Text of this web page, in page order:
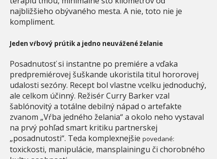
najbližšieho obývaného mesta. A nie, toto nie je
kompliment.
Jeden vŕbový prútik a jedno neuvážené želanie
Posadnutosť si instantne po premiére a vďaka
predpremiérovej šuškande ukoristila titul hororovej
udalosti sezóny. Recept bol vlastne vcelku jednoduchý,
ale celkom účinný. Režisér Curry Barker vzal
šablónovitý a totálne debilný nápad o artefakte
zvanom „Vŕba jedného želania“ a okolo neho vystaval
na prvý pohľad smart kritiku partnerskej
„posadnutosti“. Teda komplexnejšie povedané:
toxickosti, manipulácie, mansplainingu či chorobného